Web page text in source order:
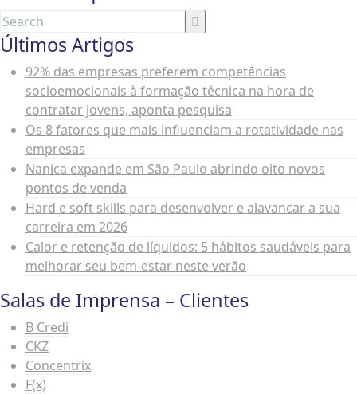
Últimos Artigos
92% das empresas preferem competências
socioemocionais à formação técnica na hora de
contratar jovens, aponta pesquisa
Os 8 fatores que mais influenciam a rotatividade nas
empresas
Nanica expande em São Paulo abrindo oito novos
pontos de venda
Hard e soft skills para desenvolver e alavancar a sua
carreira em 2026
Calor e retenção de líquidos: 5 hábitos saudáveis para
melhorar seu bem-estar neste verão
Salas de Imprensa – Clientes
B Credi
CKZ
Concentrix
F(x)